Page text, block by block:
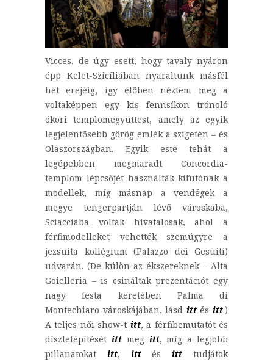
Vicces, de úgy esett, hogy tavaly nyáron
épp Kelet-Szicíliában nyaraltunk másfél
hét erejéig, így élőben néztem meg a
voltaképpen egy kis fennsíkon trónoló
ókori templomegyüttest, amely az egyik
legjelentősebb görög emlék a szigeten – és
Olaszországban. Egyik este tehát a
legépebben megmaradt Concordia-
templom lépcsőjét használták kifutónak a
modellek, míg másnap a vendégek a
megye tengerpartján lévő városkába,
Sciacciába voltak hivatalosak, ahol a
férfimodelleket vehették szemügyre a
jezsuita kollégium (Palazzo dei Gesuiti)
udvarán. (De külön az ékszereknek – Alta
Goielleria – is csináltak prezentációt egy
nagy festa keretében Palma di
Montechiaro városkájában, lásd ittésitt.)
A teljes női show-t itt, a férfibemutatót és
díszletépítését ittmeg itt, míg a legjobb
pillanatokat itt, ittésitt tudjátok